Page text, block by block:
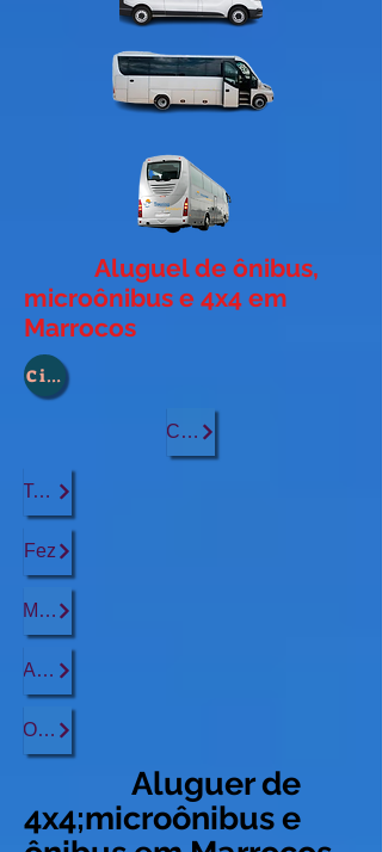
Aluguel de ônibus,
microônibus e 4x4 em
Marrocos
Cidade :
Casablanca
Tangier
Fez
Marrakech
Agadir
Ouarzazate
Aluguer de
4x4;microônibus e